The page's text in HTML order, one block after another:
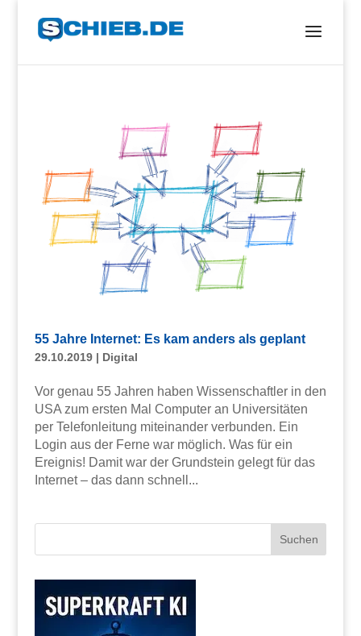
55 Jahre Internet: Es kam anders als geplant
29.10.2019| Digital
Vor genau 55 Jahren haben Wissenschaftler in den
USA zum ersten Mal Computer an Universitäten
per Telefonleitung miteinander verbunden. Ein
Login aus der Ferne war möglich. Was für ein
Ereignis! Damit war der Grundstein gelegt für das
Internet – das dann schnell...